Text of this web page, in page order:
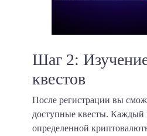
Шаг 2:
квестов
После регистрации вы
доступные квесты. Каждый
определенной